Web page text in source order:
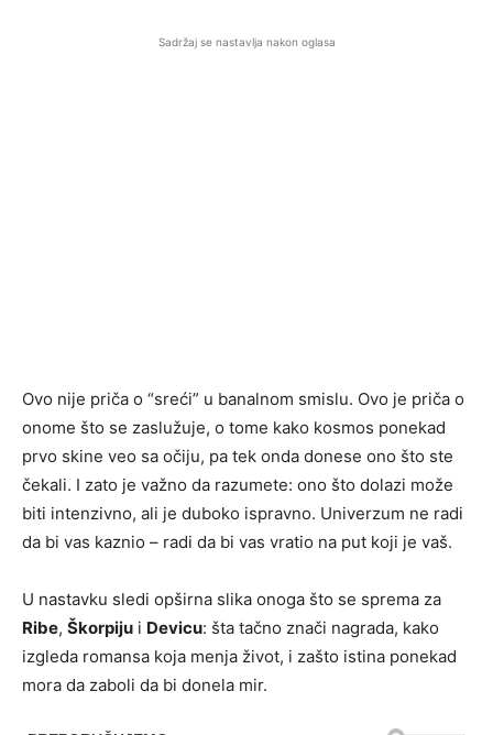
Sadržaj se nastavlja nakon oglasa
Ovo nije priča o “sreći” u banalnom smislu. Ovo je priča o
onome što se zaslužuje, o tome kako kosmos ponekad
prvo skine veo sa očiju, pa tek onda donese ono što ste
čekali. I zato je važno da razumete: ono što dolazi može
biti intenzivno, ali je duboko ispravno. Univerzum ne radi
da bi vas kaznio – radi da bi vas vratio na put koji je vaš.
U nastavku sledi opširna slika onoga što se sprema za
Ribe, Škorpiju i Devicu: šta tačno znači nagrada, kako
izgleda romansa koja menja život, i zašto istina ponekad
mora da zaboli da bi donela mir.